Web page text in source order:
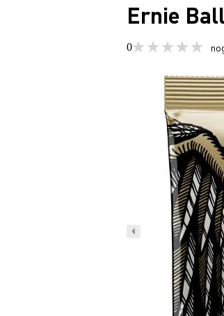
Ernie
0